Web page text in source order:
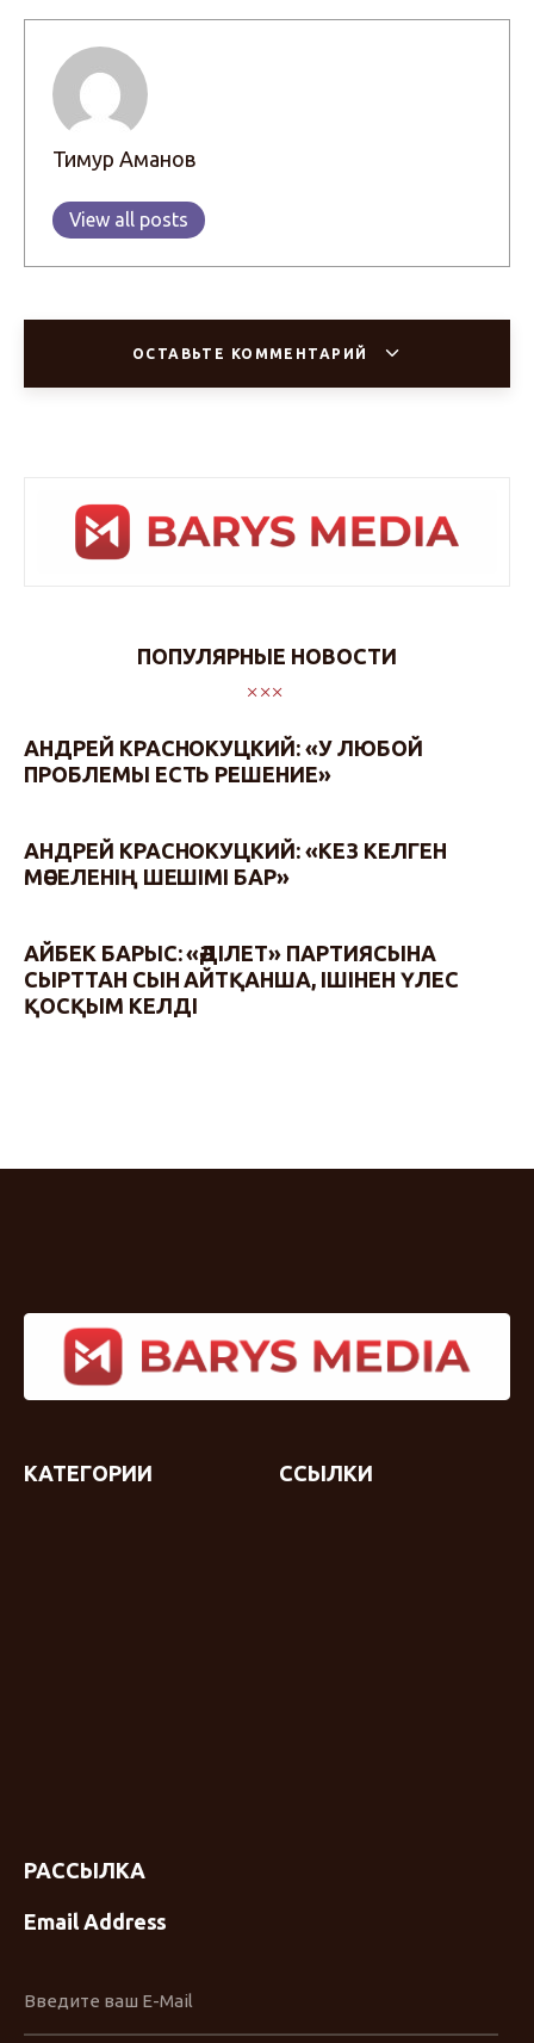
Тимур Аманов
View all posts
ОСТАВЬТЕ КОММЕНТАРИЙ
ПОПУЛЯРНЫЕ НОВОСТИ
АНДРЕЙ КРАСНОКУЦКИЙ: «У ЛЮБОЙ
ПРОБЛЕМЫ ЕСТЬ РЕШЕНИЕ»
АНДРЕЙ КРАСНОКУЦКИЙ: «КЕЗ КЕЛГЕН
МӘСЕЛЕНІҢ ШЕШІМІ БАР»
АЙБЕК БАРЫС: «ӘДІЛЕТ» ПАРТИЯСЫНА
СЫРТТАН СЫН АЙТҚАНША, ІШІНЕН ҮЛЕС
ҚОСҚЫМ КЕЛДІ
КАТЕГОРИИ ССЫЛКИ
РАССЫЛКА
Email Address